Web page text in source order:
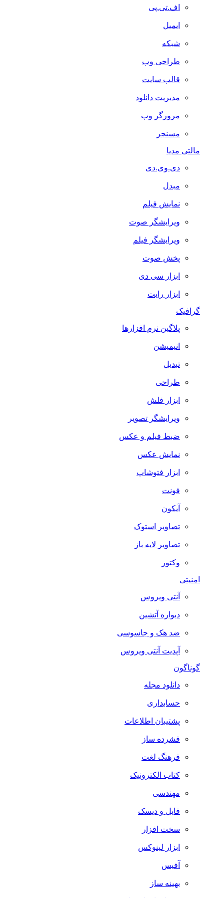
اف.تی.پی
ایمیل
شبکه
طراحی وب
قالب سایت
مدیریت دانلود
مرورگر وب
مسنجر
مالتی مدیا
دی.وی.دی
مبدل
نمایش فیلم
ویرایشگر صوت
ویرایشگر فیلم
پخش صوت
ابزار سی دی
ابزار رایت
گرافیک
پلاگین نرم افزارها
انیمیشن
تبدیل
طراحی
ابزار فلش
ویرایشگر تصویر
ضبط فيلم و عكس
نمایش عکس
ابزار فتوشاپ
فونت
آیکون
تصاویر استوک
تصاویر لایه باز
وکتور
امنیتی
آنتی ویروس
دیواره آتشین
ضد هک و جاسوسی
آپدیت آنتی ویروس
گوناگون
دانلود مجله
حسابداری
پشتیبان اطلاعات
فشرده ساز
فرهنگ لغت
کتاب الکترونیک
مهندسی
فایل و دیسک
سخت افزار
ابزار لینوکس
آفیس
بهینه ساز